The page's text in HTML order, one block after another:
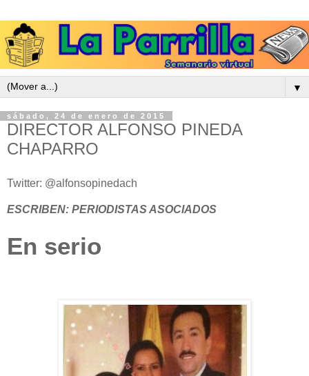
▼
sábado, 24 de enero de 2015
DIRECTOR ALFONSO PINEDA
CHAPARRO
Twitter: @alfonsopinedach
ESCRIBEN: PERIODISTAS ASOCIADOS
En serio